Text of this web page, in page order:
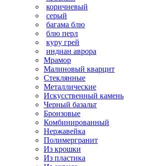
коричневый
серый
багама блю
блю перл
куру грей
индиан аврора
Мрамор
Малиновый кварцит
Стеклянные
Металлические
Искусственный камень
Черный базальт
Бронзовые
Комбинированный
Нержавейка
Полимергранит
Из крошки
Из пластика